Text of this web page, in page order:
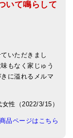
いて鳴らして
いただきまし
もなく家じゅう
に溢れるメルマ
性（2022/3/15）
品ページはこちら